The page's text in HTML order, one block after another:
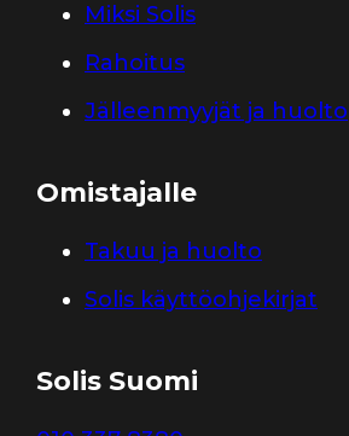
Miksi Solis
Rahoitus
Jälleenmyyjät ja
Omistajalle
Takuu ja huolto
Solis käyttöohjekirjat
Solis Suomi